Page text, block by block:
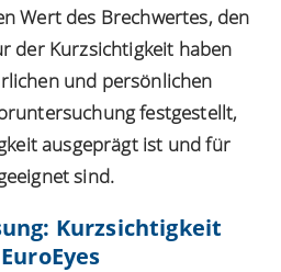
Wert des Brechwertes, den
der Kurzsichtigkeit haben
und persönlichen
festgestellt,
ausgeprägt ist und für
sind.
Kurzsichtigkeit